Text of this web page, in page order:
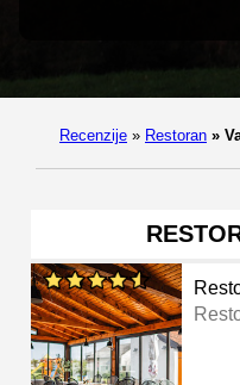
Recenzije » Restoran »